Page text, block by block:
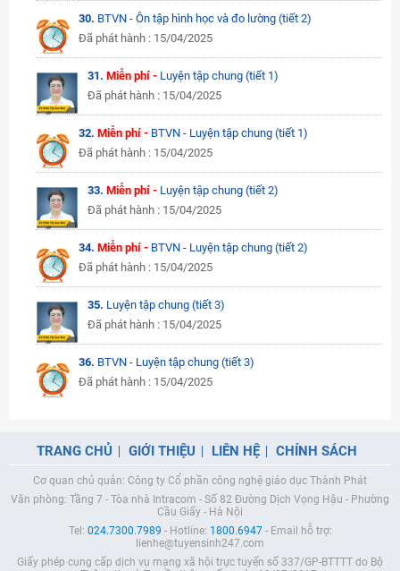
30. BTVN - Ôn tập hình học và đo lường (tiết 2)
Đã phát hành : 15/04/2025
31. Miễn phí - Luyện tập chung (tiết 1)
Đã phát hành : 15/04/2025
32.Miễn phí - BTVN - Luyện tập chung (tiết 1)
Đã phát hành : 15/04/2025
33. Miễn phí - Luyện tập chung (tiết 2)
Đã phát hành : 15/04/2025
34.Miễn phí - BTVN - Luyện tập chung (tiết 2)
Đã phát hành : 15/04/2025
35. Luyện tập chung (tiết 3)
Đã phát hành : 15/04/2025
36. BTVN - Luyện tập chung (tiết 3)
Đã phát hành : 15/04/2025
TRANG CHỦ GIỚI THIỆU LIÊN HỆ CHÍNH SÁCH
Cơ quan chủ quản: Công ty Cổ phần công nghệ giáo dục Thành Phát
Văn phòng: Tầng 7 - Tòa nhà Intracom - Số 82 Đường Dịch Vọng Hậu - Phường
Cầu Giấy - Hà Nội
Tel: 024.7300.7989 - Hotline: 1800.6947- Email hỗ trợ:
lienhe@tuyensinh247.com
Giấy phép cung cấp dịch vụ mạng xã hội trực tuyến số 337/GP-BTTTT do Bộ